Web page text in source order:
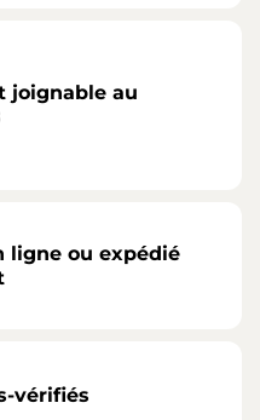
joignable au
ligne ou expédié
vérifiés